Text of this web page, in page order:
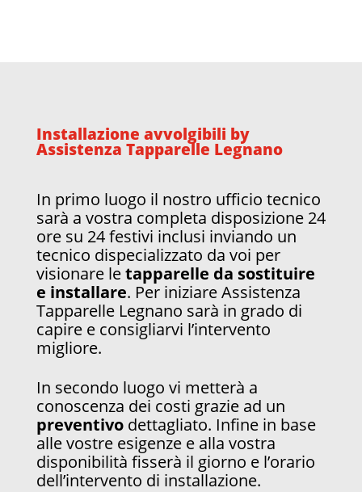
Installazione avvolgibili by
Assistenza Tapparelle Legnano
In primo luogo il nostro ufficio tecnico
sarà a vostra completa disposizione 24
ore su 24 festivi inclusi inviando un
tecnico dispecializzato da voi per
visionare letapparelle da sostituire
e installare. Per iniziareAssistenza
Tapparelle Legnano sarà in grado di
capire e consigliarvi l’intervento
migliore.
In secondo luogo vi metterà a
conoscenza dei costi grazie ad un
preventivodettagliato. Infine in base
alle vostre esigenze e alla vostra
disponibilità fisserà il giorno e l’orario
dell’intervento di installazione.